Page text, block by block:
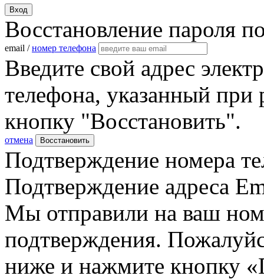
Вход
Восстановление пароля
email /номер телефона
Введите свой адрес
телефона, указанный при
кнопку "Восстановить".
отмена Восстановить
Подтверждение номера
Подтверждение адреса
Мы отправили на ваш
подтверждения.
ниже и нажмите кнопку